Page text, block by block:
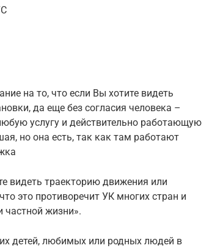
на то, что если Вы хотите видеть
да еще без согласия человека –
услугу и действительно работающую
но она есть, так как там работают
видеть траекторию движения или
это противоречит УК многих стран и
частной жизни».
детей, любимых или родных людей в